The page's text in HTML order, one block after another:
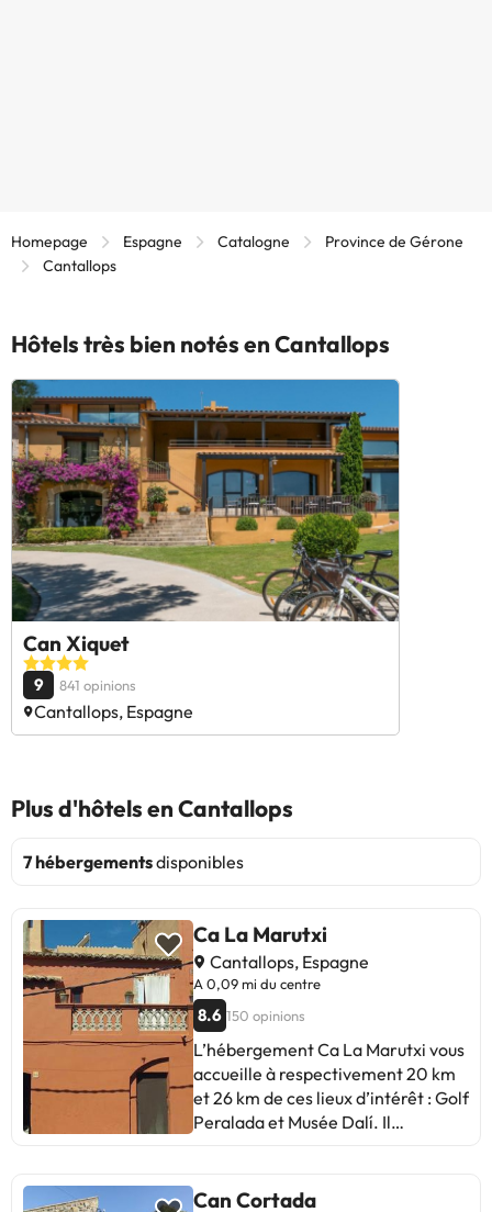
Homepage Espagne Catalogne
Province de Gérone
Cantallops
Hôtels très bien notés en Cantallops
Can Xiquet
9 841 opinions
Cantallops, Espagne
Plus d'hôtels en Cantallops
7 hébergementsdisponibles
Ca La Marutxi
Cantallops, Espagne
A 0,09 mi du centre
8.6 150 opinions
L’hébergement Ca La Marutxi vous
accueille à respectivement 20 km
et 26 km de ces lieux d’intérêt : Golf
Peralada et Musée Dalí. Il
un bâtiment datant de 1898, cette
Can Cortada